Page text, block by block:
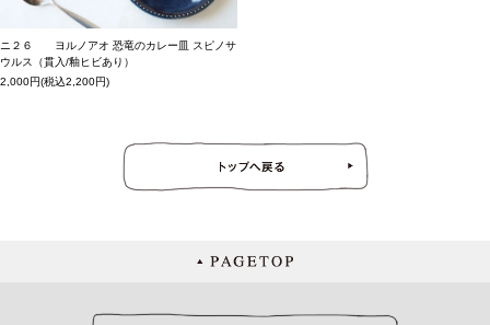
ニ２６ ヨルノアオ 恐竜のカレー皿 スピノサ
ウルス（貫入/釉ヒビあり）
2,000円(税込2,200円)